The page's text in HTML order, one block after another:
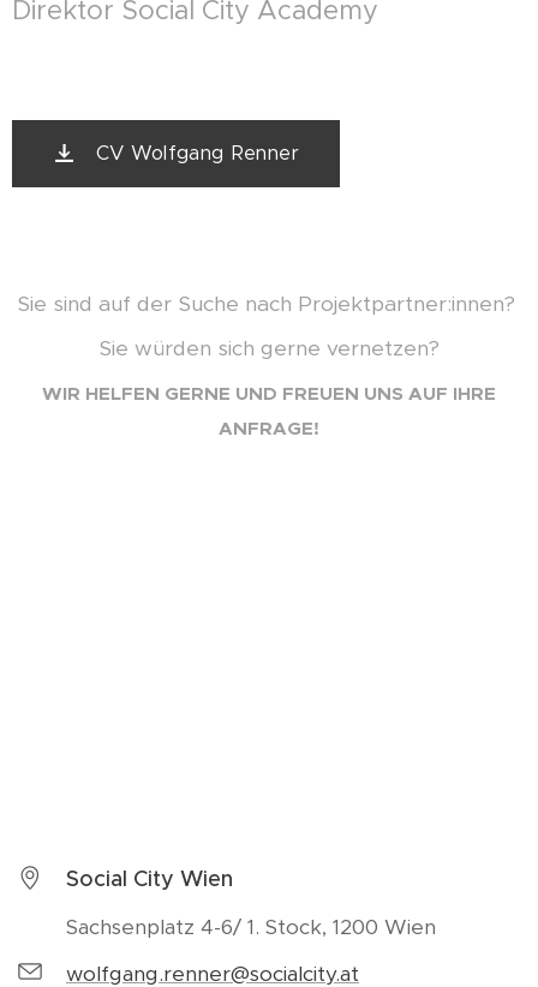
Direktor Social City Academy
CV Wolfgang Renner
Sie sind auf der Suche nach Projektpartner:innen?
Sie würden sich gerne vernetzen?
WIR HELFEN GERNE UND FREUEN UNS AUF IHRE
ANFRAGE!
Social City Wien
Sachsenplatz 4-6/ 1. Stock, 1200 Wien
wolfgang.renner@socialcity.at